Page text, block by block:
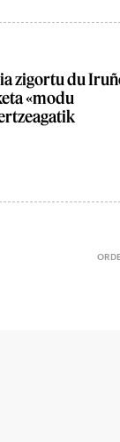
zigortu du
«modu